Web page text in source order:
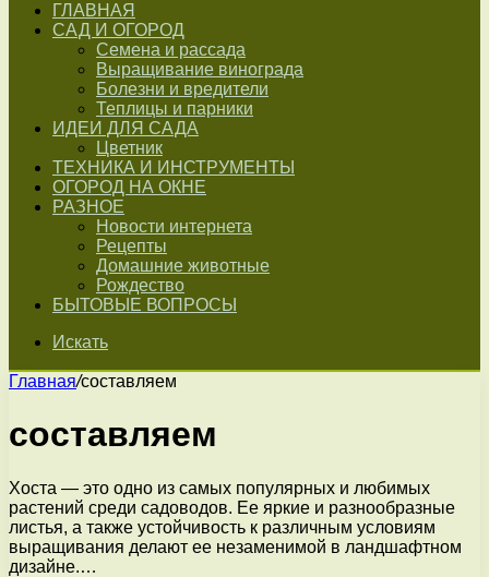
ГЛАВНАЯ
САД И ОГОРОД
Семена и рассада
Выращивание винограда
Болезни и вредители
Теплицы и парники
ИДЕИ ДЛЯ САДА
Цветник
ТЕХНИКА И ИНСТРУМЕНТЫ
ОГОРОД НА ОКНЕ
РАЗНОЕ
Новости интернета
Рецепты
Домашние животные
Рождество
БЫТОВЫЕ ВОПРОСЫ
Искать
Главная/составляем
составляем
Хоста — это одно из самых популярных и любимых
растений среди садоводов. Ее яркие и разнообразные
листья, а также устойчивость к различным условиям
выращивания делают ее незаменимой в ландшафтном
дизайне.…